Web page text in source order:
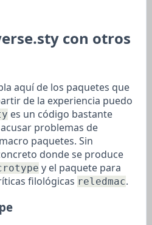
con otros
aquí de los paquetes que
de la experiencia puedo
es un código bastante
problemas de
paquetes. Sin
donde se produce
y el paquete para
filológicas reledmac.